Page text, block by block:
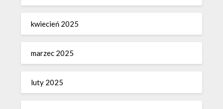
kwiecień 2025
marzec 2025
luty 2025